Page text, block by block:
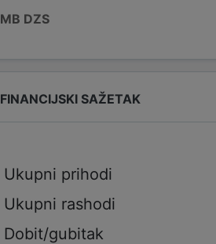
MB DZS
FINANCIJSKI SAŽETAK
Ukupni prihodi
Ukupni rashodi
Dobit/gubitak